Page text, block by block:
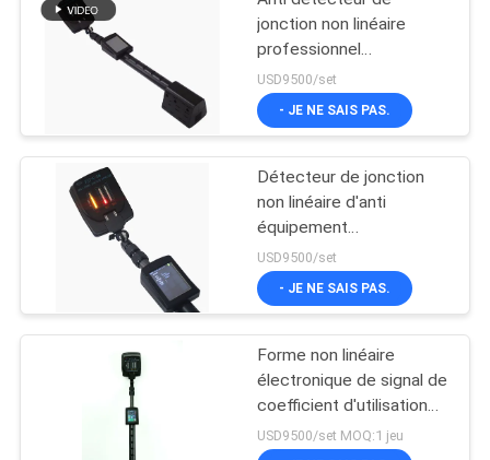
POLICY
sauvetage de
tremblement de
terre
équipement de
combat d'incendie
248
jonction non linéaire
professionnel
d'équipement de
terrorisme Fjt-c-s6
USD9500/set
- JE NE SAIS PAS.
Détecteur de jonction
non linéaire d'anti
équipement
professionnel de
terrorisme avec 3 heures
de temps de charge
USD9500/set
- JE NE SAIS PAS.
Forme non linéaire
électronique de signal de
coefficient d'utilisation
d'impulsion du détecteur
de jonction 5%
USD9500/set MOQ:1 jeu